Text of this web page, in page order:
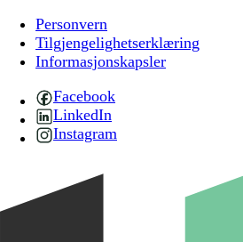
Personvern
Tilgjengelighetserklæring
Informasjonskapsler
Facebook
LinkedIn
Instagram